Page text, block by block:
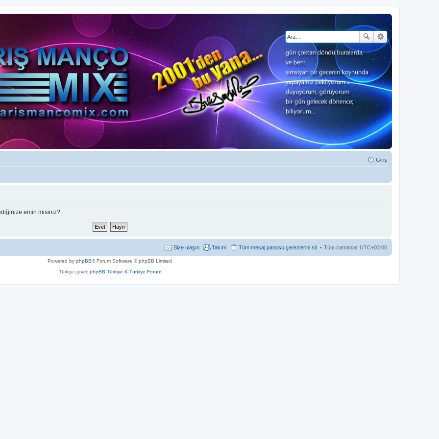
Giriş
emin misiniz?
Tüm zamanlar UTC+03:00
Tüm mesaj panosu çerezlerini sil
Takım
Bize ulaşın
Powered by phpBB® Forum Software © phpBB Limited
Türkçe çeviri: phpBB Türkiye & Türkiye Forum